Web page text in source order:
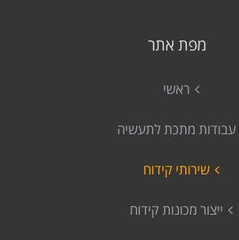
מפת אתר
ראשי
עבודות מתכת לתעשיה
שירותי קידוח
ייצור מכונות קידוח